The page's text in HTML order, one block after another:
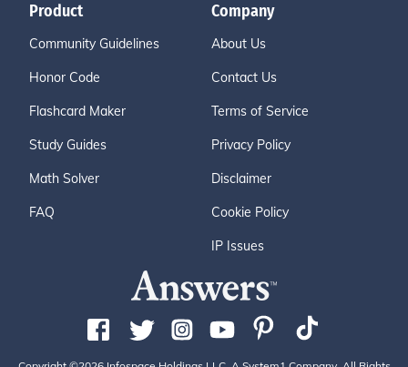
Product
Community Guidelines
Honor Code
Flashcard Maker
Study Guides
Math Solver
FAQ
Company
About Us
Contact Us
Terms of Service
Privacy Policy
Disclaimer
Cookie Policy
IP Issues